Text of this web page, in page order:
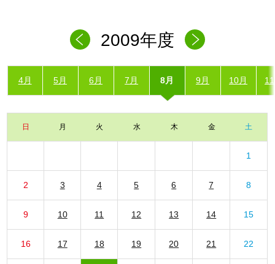
2009年度
4月 5月 6月 7月 8月 9月 10月
日 月 火 水 木 金 土
1
2 3 4 5 6 7 8
9 10 11 12 13 14 15
16 17 18 19 20 21 22